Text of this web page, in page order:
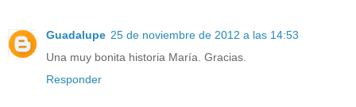
Guadalupe 25 de noviembre de 2012 a las 14:53
Una muy bonita historia María. Gracias.
Responder